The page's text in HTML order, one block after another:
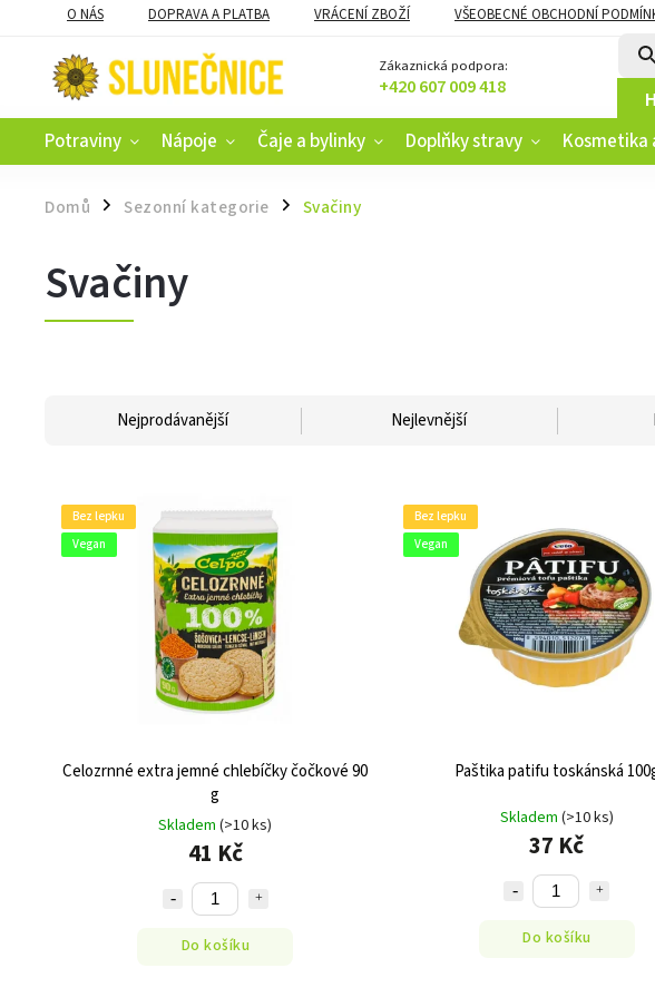
O NÁS DOPRAVA A PLATBA VRÁCENÍ ZBOŽÍ VŠEOBECNÉ OBCHODNÍ
VĚRNOSTNÍ PROGRAM
Zákaznická podpora:
+420 607 009 418
Potraviny Nápoje Čaje a bylinky Doplňky stravy Kosmetika
Domů / Sezonní kategorie / Svačiny
Svačiny
Nejprodávanější Nejlevnější
Bez lepku
Vegan
Celozrnné extra jemné chlebíčky čočkové 90
g
Skladem(>10 ks)
41 Kč
Do košíku
Bez lepku
Vegan
Paštika patifu toskánská
Skladem (>10 ks)
37 Kč
Do košíku